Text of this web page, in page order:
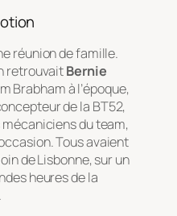
réunion de famille.
retrouvaitBernie
Brabham à l’époque,
de la BT52,
du team,
Tous avaient
de Lisbonne, sur un
heures de la